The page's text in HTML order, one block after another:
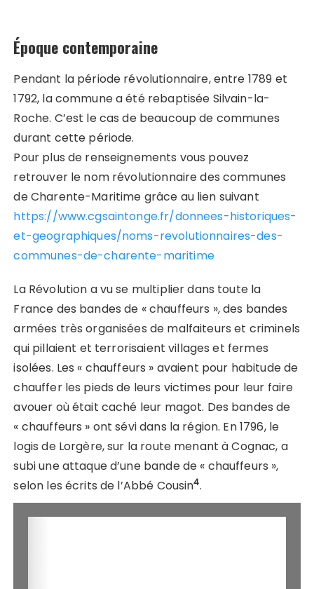
Époque contemporaine
Pendant la période révolutionnaire, entre 1789 et
1792, la commune a été rebaptisée Silvain-la-
Roche. C’est le cas de beaucoup de communes
durant cette période.
Pour plus de renseignements vous pouvez
retrouver le nom révolutionnaire des communes
de Charente-Maritime grâce au lien suivant
https://www.cgsaintonge.fr/donnees-historiques-
et-geographiques/noms-revolutionnaires-des-
communes-de-charente-maritime
La Révolution a vu se multiplier dans toute la
France des bandes de « chauffeurs », des bandes
armées très organisées de malfaiteurs et criminels
qui pillaient et terrorisaient villages et fermes
isolées. Les « chauffeurs » avaient pour habitude de
chauffer les pieds de leurs victimes pour leur faire
avouer où était caché leur magot. Des bandes de
« chauffeurs » ont sévi dans la région. En 1796, le
logis de Lorgère, sur la route menant à Cognac, a
subi une attaque d’une bande de « chauffeurs »,
selon les écrits de l’Abbé Cousin4.